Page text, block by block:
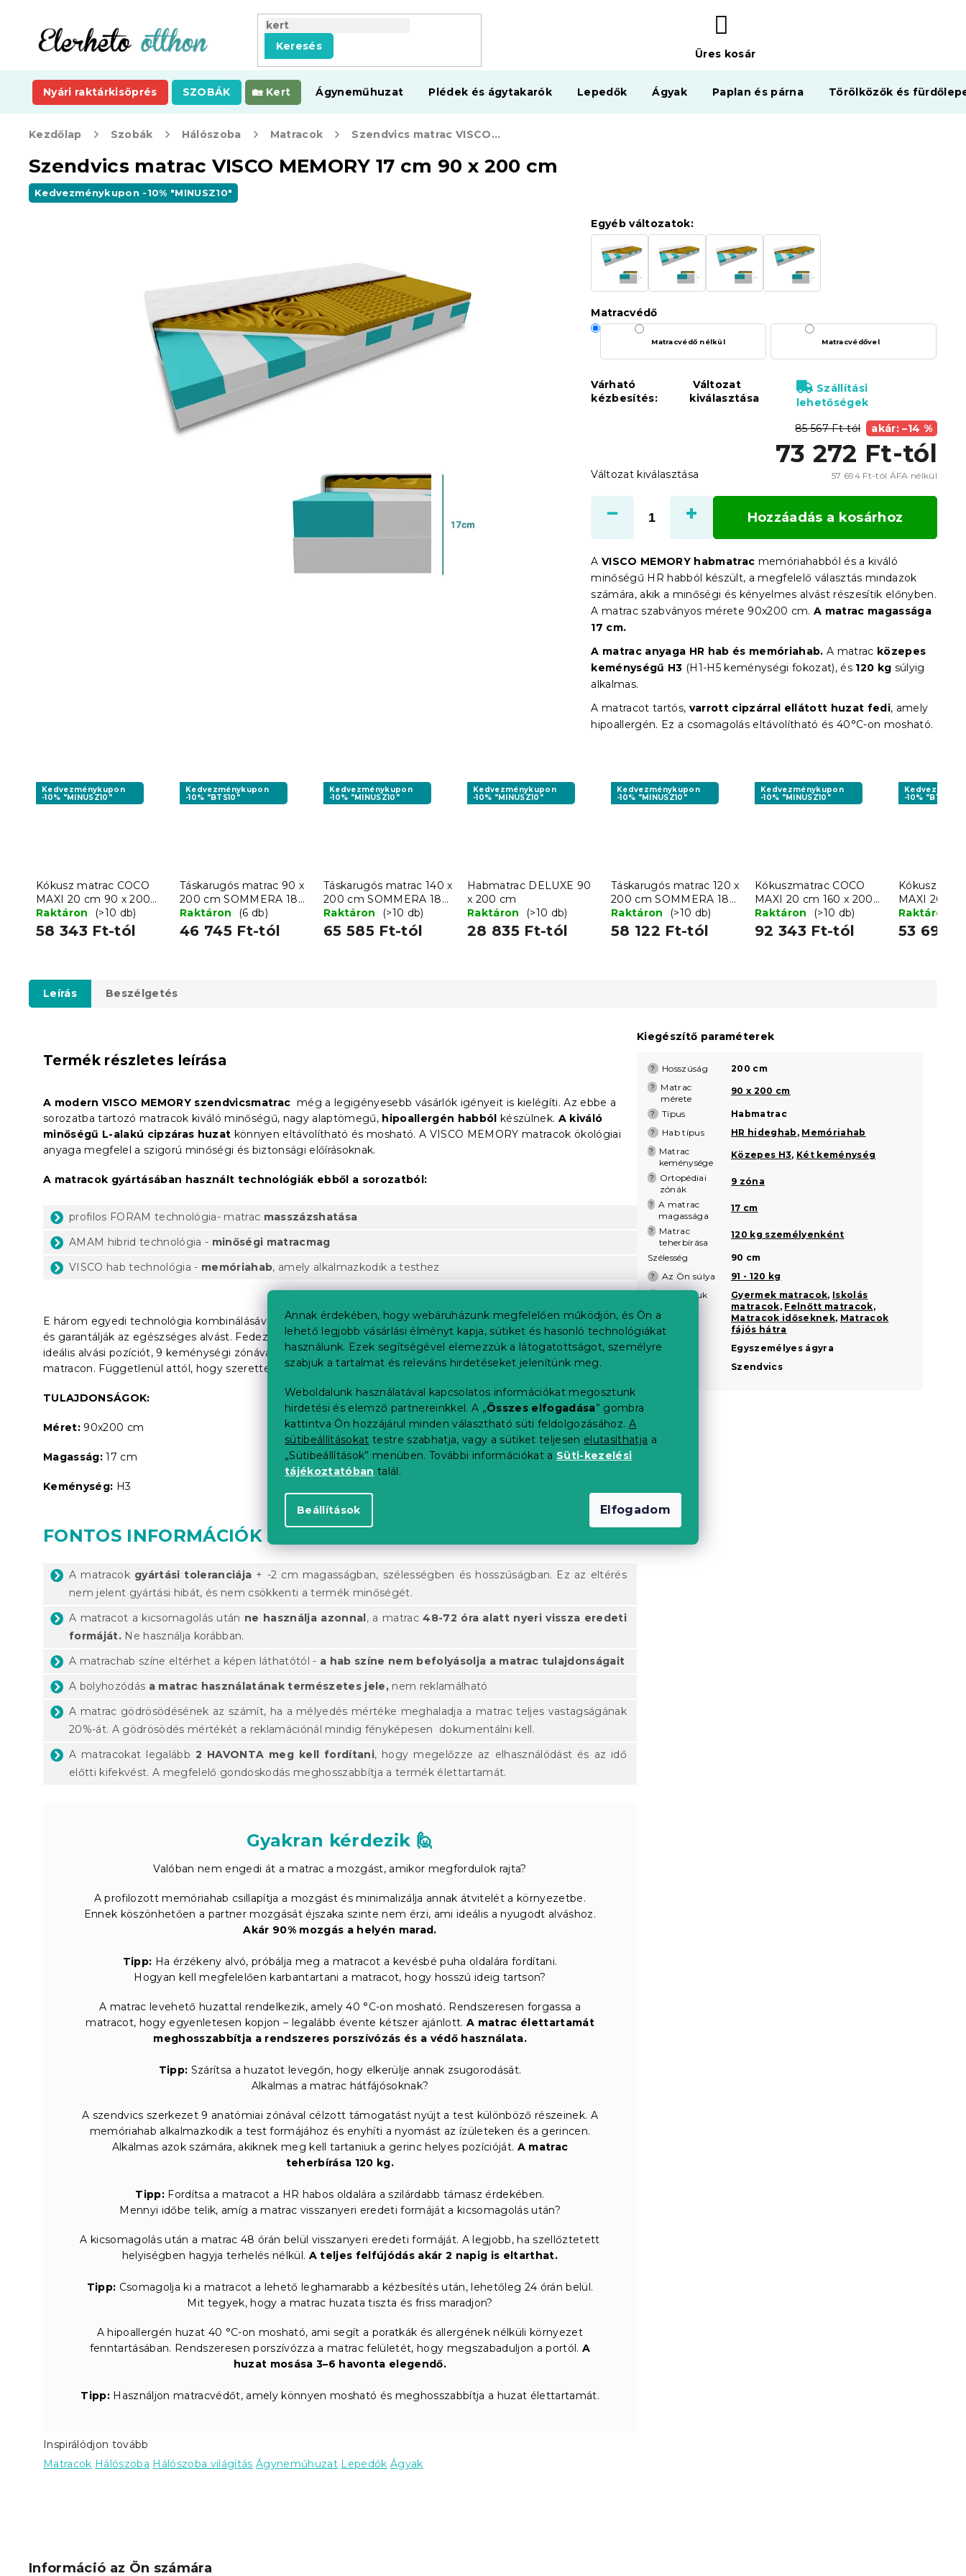
Annak érdekében, hogy webáruházunk megfelelően működjön, és Ön a
lehető legjobb vásárlási élményt kapja, sütiket és hasonló technológiákat
használunk. Ezek segítségével elemezzük a látogatottságot, személyre
szabjuk a tartalmat és releváns hirdetéseket jelenítünk meg.
Weboldalunk használatával kapcsolatos információkat megosztunk
hirdetési és elemző partnereinkkel. A „Összes elfogadása” gombra
kattintva Ön hozzájárul minden választható süti feldolgozásához. A
sütibeállításokat testre szabhatja, vagy a sütiket teljesen elutasíthatja a
„Sütibeállítások” menüben. További információkat a Süti-kezelési
tájékoztatóban talál.
Beállítások Elfogadom
tartalomhoz
Keresés
KOSÁR
Üres kosár
Nyári raktárkisöprés SZOBÁK Kert Ágyneműhuzat Plédek és ágytakarók Lepedők Ágyak Paplan és párna Törölközők és
Kezdőlap Szobák Hálószoba Matracok Szendvics matrac VISCO MEMORY 17 cm 90 x 200 cm
Szendvics matrac VISCO MEMORY 17 cm 90 x 200 cm
Kedvezménykupon -10% "MINUSZ10"
85 567 Ft-tól akár: –14 %
73 272 Ft-tól
57 694 Ft-tól ÁFA nélkül
Változat kiválasztása
Egyéb változatok:
Matracvédő
Matracvédő nélkül Matracvédővel
Várható
kézbesítés:
Változat
kiválasztása
Szállítási
lehetőségek
Hozzáadás a kosárhoz
A VISCO MEMORY habmatrac memóriahabból és a kiváló
minőségű HR habból készült, a megfelelő választás mindazok
számára, akik a minőségi és kényelmes alvást részesítik előnyben.
A matrac szabványos mérete 90x200 cm.A matrac magassága
17 cm.
A matrac anyaga HR hab és memóriahab. A matrac közepes
keménységű H3 (H1-H5 keménységi fokozat), és 120 kg súlyig
alkalmas.
A matracot tartós, varrott cipzárral ellátott huzat fedi, amely
hipoallergén. Ez a csomagolás eltávolítható és 40°C-on mosható.
Kedvezménykupon
-10% "MINUSZ10"
Kókusz matrac COCO
MAXI 20 cm 90 x 200
cm
Raktáron (>10 db)
58 343 Ft-tól
Kedvezménykupon
-10% "BTS10"
Táskarugós matrac 90 x
200 cm SOMMERA 18
cm
Raktáron (6 db)
46 745 Ft-tól
Kedvezménykupon
-10% "MINUSZ10"
Táskarugós matrac 140 x
200 cm SOMMERA 18
cm
Raktáron (>10 db)
65 585 Ft-tól
Kedvezménykupon
-10% "MINUSZ10"
Habmatrac DELUXE 90
x 200 cm
Raktáron
(>10 db)
28 835 Ft-tól
Kedvezménykupon
-10% "MINUSZ10"
Táskarugós matrac 120 x
200 cm SOMMERA 18
cm
Raktáron (>10 db)
58 122 Ft-tól
Kedvezménykupon
-10% "MINUSZ10"
Kókuszmatrac COCO
MAXI 20 cm 160 x 200
cm
Raktáron (>10 db)
92 343 Ft-tól
-10% "BTS10"
Kókusz
MAXI 20
cm
Raktáron
53 696
Leírás Beszélgetés
Termék részletes leírása
A modern VISCO MEMORY szendvicsmatrac még a legigényesebb vásárlók igényeit is kielégíti. Az ebbe a
sorozatba tartozó matracok kiváló minőségű, nagy alaptömegű, hipoallergén habból készülnek. A kiváló
minőségű L-alakú cipzáras huzat könnyen eltávolítható és mosható. A VISCO MEMORY matracok ökológiai
anyaga megfelel a szigorú minőségi és biztonsági előírásoknak.
A matracok gyártásában használt technológiák ebből a sorozatból:
profilos FORAM technológia- matrac masszázshatása
AMAM hibrid technológia - minőségi matracmag
VISCO hab technológia - memóriahab, amely alkalmazkodik a testhez
E három egyedi technológia kombinálásával a VISCO MEMORY matracok hosszú élettartamúak, légáteresztőek
és garantálják az egészséges alvást. Fedezze fel a VISCO MEMORY matrac kényelmét. A matrac fenntartja az
ideális alvási pozíciót, 9 keménységi zónával rendelkezik, és tökéletesen tompítja más emberek mozgását a
matracon. Függetlenül attól, hogy szeretteivel, vagy gyermekével együtt alszik, gondtalan alvása lesz majd.
TULAJDONSÁGOK:
Méret: 90x200 cm
Magasság: 17 cm
Keménység: H3
FONTOS INFORMÁCIÓK A MATRACOKHOZ
A matracok gyártási toleranciája + -2 cm magasságban, szélességben és hosszúságban. Ez az eltérés
nem jelent gyártási hibát, és nem csökkenti a termék minőségét.
A matracot a kicsomagolás után ne használja azonnal, a matrac 48-72 óra alatt nyeri vissza eredeti
formáját. Ne használja korábban.
A matrachab színe eltérhet a képen láthatótól - a hab színe nem befolyásolja a matrac tulajdonságait
A bolyhozódás a matrac használatának természetes jele, nem reklamálható
A matrac gödrösödésének az számít, ha a mélyedés mértéke meghaladja a matrac teljes vastagságának
20%-át. A gödrösödés mértékét a reklamációnál mindig fényképesen dokumentálni kell.
A matracokat legalább 2 HAVONTA meg kell fordítani, hogy megelőzze az elhasználódást és az idő
előtti kifekvést. A megfelelő gondoskodás meghosszabbítja a termék élettartamát.
Gyakran kérdezik 🙋
Valóban nem engedi át a matrac a mozgást, amikor megfordulok rajta?
A profilozott memóriahab csillapítja a mozgást és minimalizálja annak átvitelét a környezetbe.
Ennek köszönhetően a partner mozgását éjszaka szinte nem érzi, ami ideális a nyugodt alváshoz.
Akár 90% mozgás a helyén marad.
Tipp: Ha érzékeny alvó, próbálja meg a matracot a kevésbé puha oldalára fordítani.
Hogyan kell megfelelően karbantartani a matracot, hogy hosszú ideig tartson?
A matrac levehető huzattal rendelkezik, amely 40 °C-on mosható. Rendszeresen forgassa a
matracot, hogy egyenletesen kopjon – legalább évente kétszer ajánlott. A matrac élettartamát
meghosszabbítja a rendszeres porszívózás és a védő használata.
Tipp: Szárítsa a huzatot levegőn, hogy elkerülje annak zsugorodását.
Alkalmas a matrac hátfájósoknak?
A szendvics szerkezet 9 anatómiai zónával célzott támogatást nyújt a test különböző részeinek. A
memóriahab alkalmazkodik a test formájához és enyhíti a nyomást az ízületeken és a gerincen.
Alkalmas azok számára, akiknek meg kell tartaniuk a gerinc helyes pozícióját. A matrac
teherbírása 120 kg.
Tipp: Fordítsa a matracot a HR habos oldalára a szilárdabb támasz érdekében.
Mennyi időbe telik, amíg a matrac visszanyeri eredeti formáját a kicsomagolás után?
A kicsomagolás után a matrac 48 órán belül visszanyeri eredeti formáját. A legjobb, ha szellőztetett
helyiségben hagyja terhelés nélkül. A teljes felfújódás akár 2 napig is eltarthat.
Tipp: Csomagolja ki a matracot a lehető leghamarabb a kézbesítés után, lehetőleg 24 órán belül.
Mit tegyek, hogy a matrac huzata tiszta és friss maradjon?
A hipoallergén huzat 40 °C-on mosható, ami segít a poratkák és allergének nélküli környezet
fenntartásában. Rendszeresen porszívózza a matrac felületét, hogy megszabaduljon a portól. A
huzat mosása 3–6 havonta elegendő.
Tipp:Használjon matracvédőt, amely könnyen mosható és meghosszabbítja a huzat élettartamát.
Inspirálódjon tovább
Matracok Hálószoba Hálószoba világítás Ágyneműhuzat Lepedők Ágyak
Kiegészítő paraméterek
? Hosszúság 200 cm
?
Matrac
mérete
90 x 200 cm
? Típus Habmatrac
? Hab típus HR hideghab , Memóriahab
?
Matrac
keménysége
Közepes H3, Két keménység
?
Ortopédiai
zónák
9 zóna
?
A matrac
magassága
17 cm
?
Matrac
teherbírása
120 kg személyenként
Szélesség 90 cm
? Az Ön súlya 91 - 120 kg
Javasoljuk Gyermek matracok, Iskolás
matracok, Felnőtt matracok,
Matracok időseknek, Matracok
fájós hátra
Nagyság
Egyszemélyes ágyra
Szendvics
Információ az Ön számára